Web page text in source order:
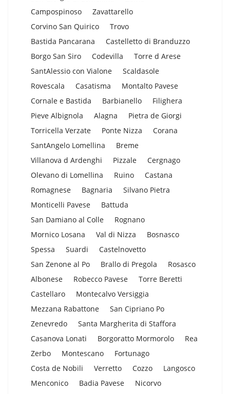
Campospinoso
Zavattarello
Corvino San Quirico
Trovo
Bastida Pancarana
Castelletto di Branduzzo
Borgo San Siro
Codevilla
Torre d Arese
SantAlessio con Vialone
Scaldasole
Rovescala
Casatisma
Montalto Pavese
Cornale e Bastida
Barbianello
Filighera
Pieve Albignola
Alagna
Pietra de Giorgi
Torricella Verzate
Ponte Nizza
Corana
SantAngelo Lomellina
Breme
Villanova d Ardenghi
Pizzale
Cergnago
Olevano di Lomellina
Ruino
Castana
Romagnese
Bagnaria
Silvano Pietra
Monticelli Pavese
Battuda
San Damiano al Colle
Rognano
Mornico Losana
Val di Nizza
Bosnasco
Spessa
Suardi
Castelnovetto
San Zenone al Po
Brallo di Pregola
Rosasco
Albonese
Robecco Pavese
Torre Beretti
Castellaro
Montecalvo Versiggia
Mezzana Rabattone
San Cipriano Po
Zenevredo
Santa Margherita di Staffora
Casanova Lonati
Borgoratto Mormorolo
Rea
Zerbo
Montescano
Fortunago
Costa de Nobili
Verretto Cozzo
Langosco
Menconico
Badia Pavese
Nicorvo